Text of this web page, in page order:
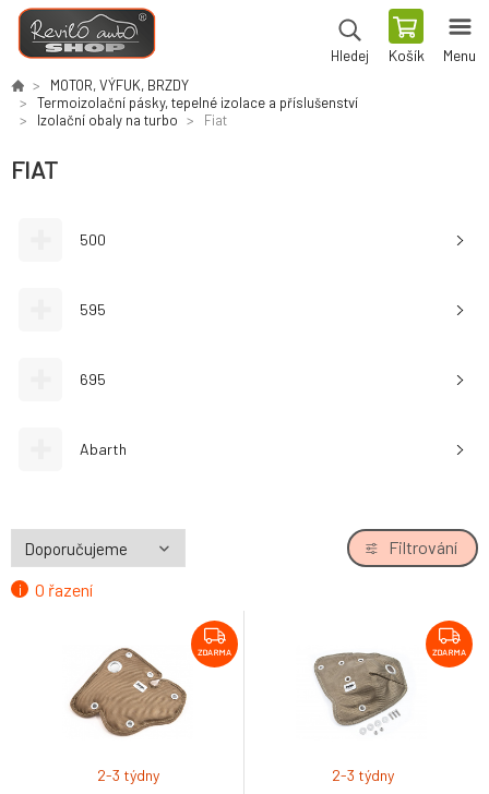
Hledej Košík Menu
MOTOR, VÝFUK, BRZDY
Termoizolační pásky, tepelné izolace a příslušenství
Izolační obaly na turbo
Fiat
FIAT
500
595
695
Abarth
O řazení
Filtrování
ZDARMA
2-3 týdny
ZDARMA
2-3 týdny